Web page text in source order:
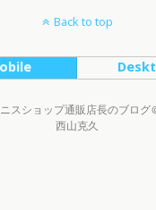
Back to top
ショップ通販店長のブログ
西山克久